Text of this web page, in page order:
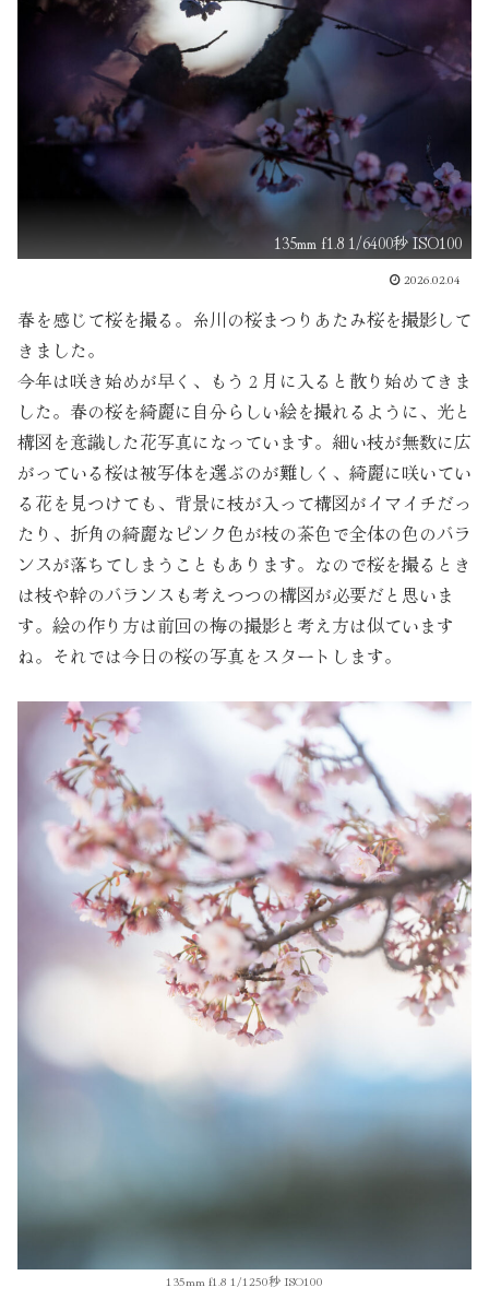
135mm f1.8 1/6400秒 ISO100
2026.02.04
春を感じて桜を撮る。糸川の桜まつりあたみ桜を撮影して
きました。
今年は咲き始めが早く、もう２月に入ると散り始めてきま
した。春の桜を綺麗に自分らしい絵を撮れるように、光と
構図を意識した花写真になっています。細い枝が無数に広
がっている桜は被写体を選ぶのが難しく、綺麗に咲いてい
る花を見つけても、背景に枝が入って構図がイマイチだっ
たり、折角の綺麗なピンク色が枝の茶色で全体の色のバラ
ンスが落ちてしまうこともあります。なので桜を撮るとき
は枝や幹のバランスも考えつつの構図が必要だと思いま
す。絵の作り方は前回の梅の撮影と考え方は似ています
ね。それでは今日の桜の写真をスタートします。
135mm f1.8 1/1250秒 ISO100